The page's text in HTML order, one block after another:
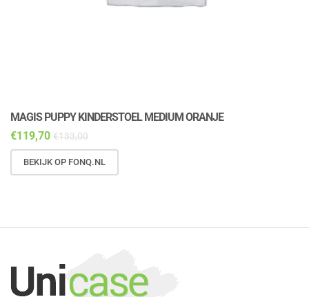
MAGIS PUPPY KINDERSTOEL MEDIUM ORANJE
€119,70 €133,00
BEKIJK OP FONQ.NL